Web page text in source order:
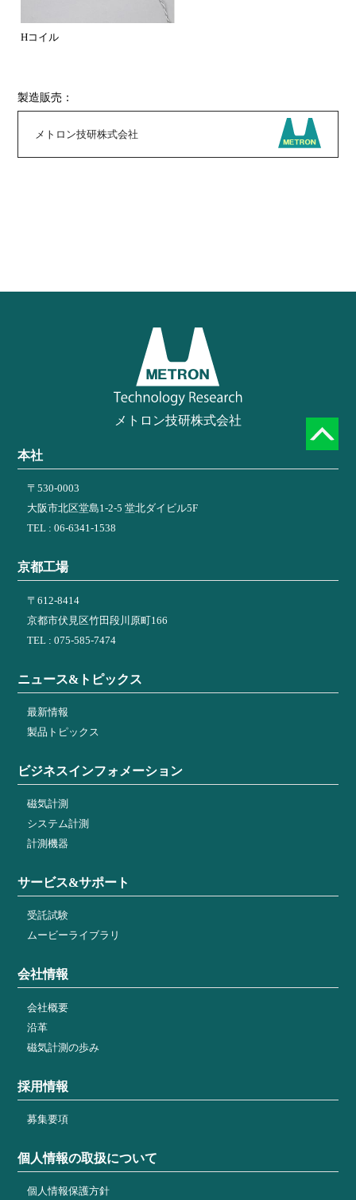
Hコイル
製造販売：
メトロン技研株式会社
メトロン技研株式会社
本社
〒530-0003
大阪市北区堂島1-2-5 堂北ダイビル5F
TEL : 06-6341-1538
京都工場
〒612-8414
京都市伏見区竹田段川原町166
TEL : 075-585-7474
ニュース&トピックス
最新情報
製品トピックス
ビジネスインフォメーション
磁気計測
システム計測
計測機器
サービス&サポート
受託試験
ムービーライブラリ
会社情報
会社概要
沿革
磁気計測の歩み
採用情報
募集要項
個人情報の取扱について
個人情報保護方針